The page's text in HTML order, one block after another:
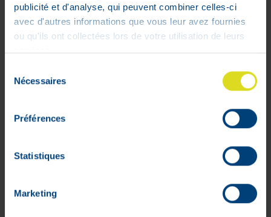
publicité et d'analyse, qui peuvent combiner celles-ci
avec d'autres informations que vous leur avez fournies
ou qu'ils ont collectées lors de votre utilisation de leurs
services.
Nécessaires
Préférences
Statistiques
Marketing
Mon panier
Conditions générales
Paiements sécurisés